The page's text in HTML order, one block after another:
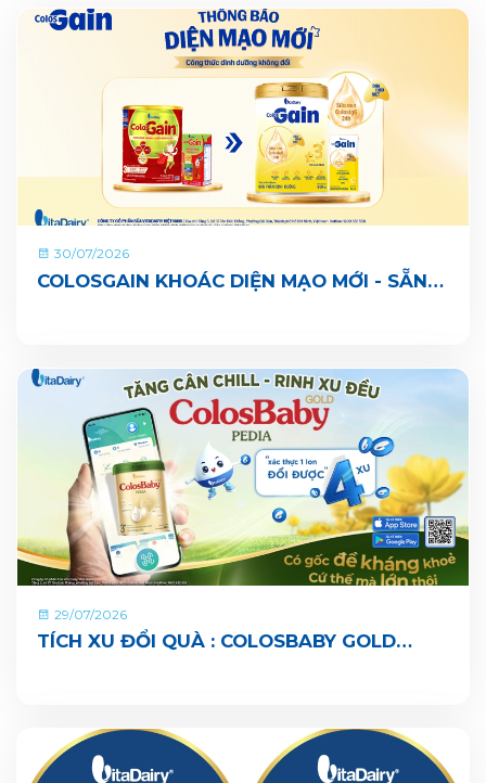
30/07/2026
COLOSGAIN KHOÁC DIỆN MẠO MỚI - SẴN
29/07/2026
TÍCH XU ĐỔI QUÀ : COLOSBABY GOLD